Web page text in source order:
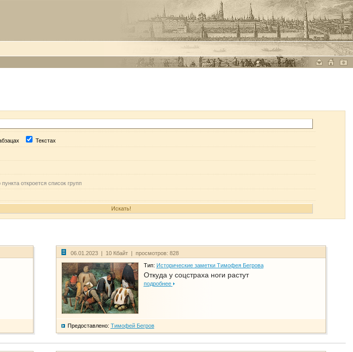
Текстах
откроется список групп
06.01.2023 | 10 Кбайт | просмотров: 828
Тип: Исторические заметки Тимофея Бегрова
Откуда у соцстраха ноги растут
подробнее
Предоставлено: Тимофей Бегров